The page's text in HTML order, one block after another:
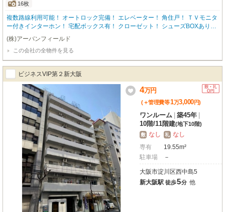
16枚
複数路線利用可能！ オートロック完備！ エレベーター！ 角住戸！ ＴＶモニタ
ー付きインターホン！ 宅配ボックス有！ クローゼット！ シューズBOXあり！
コインランドリー！ フローリング！ 南向きバルコニー！ 事務所利用可！
(株)アーバンフィールド
この会社の全物件を見る
ビジネスVIP第２新大阪
4万円
(＋管理費等1万3,000円)
ワンルーム 築45年
10階/11階建(地下10階)
敷 なし 礼 なし
専有
19.55m²
駐車場
－
大阪市淀川区西中島5
新大阪駅 徒歩5分 他